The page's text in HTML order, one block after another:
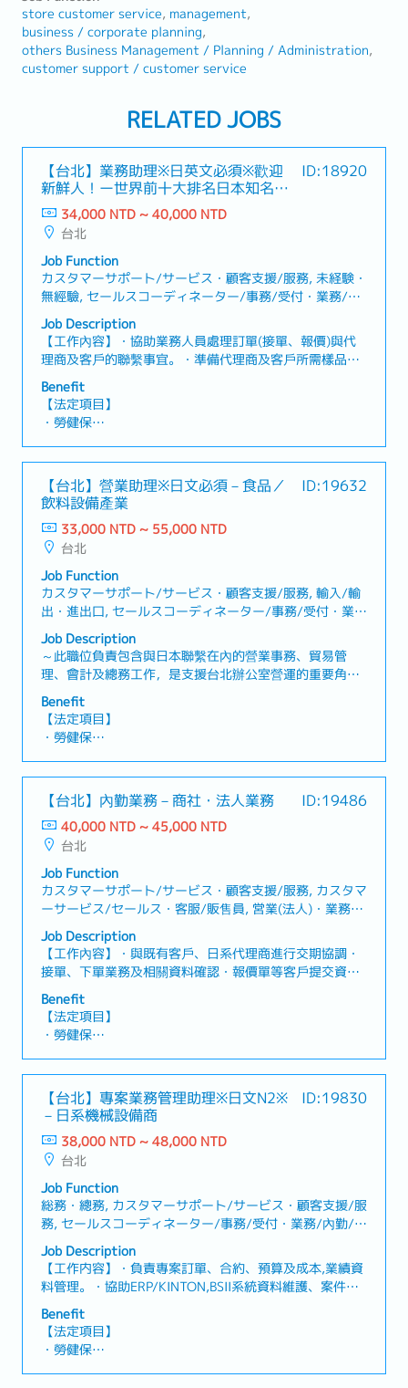
store customer service management
business / corporate planning
others Business Management / Planning / Administration
customer support / customer service
RELATED JOBS
【台北】業務助理※日英文必須※歡迎
新鮮人！ー世界前十大排名日本知名連
接器大廠
ID:18920
34,000 NTD ~ 40,000 NTD
台北
Job Function
カスタマーサポート/サービス・顧客支援/服務, 未経験・
無經驗, セールスコーディネーター/事務/受付・業務/內
勤/窗口
Job Description
【工作內容】・協助業務人員處理訂單(接單、報價)與代
理商及客戶的聯繫事宜。・準備代理商及客戶所需樣品及
文件，電話及e-mail回覆並確認相關問題需求。・保持與
客戶、代理商及海外各據點間之聯繫，電話及e-mail回覆
並確認及調整交貨日期。・協助業務人員控管出貨，並處
理出貨相關文件作業。・負責追蹤工廠生產及協調出貨進
度，並隨時掌控進度。・協助業務人員處理銷售業務相關
Benefit
【法定項目】
・勞健保
・各種休假（特別休假、婚假、喪假、生理假、產檢假、
陪產假、產假、育嬰假）
・退休金
【公司福利】
・ 年度獎金 (夏季及冬季，2次/年) *視公司業績目標達成
獎金發放。職務類別，個人績效及整體業績達成情況，有
所不同。過往平均約2個月以上。
・完備的教育訓練制度 (公司內部教育訓練與外部專業機
構研修，並提供自我進修機會)
・人事考評 (1次/年) *根據工作表現，具調薪機會
・外語學習補助
・員工旅遊
・員工健康檢查
・交通津貼
・重視每位員工發展的多元溝通管道及人性化管理制度
・三節獎金 (春節.端午.中秋)
・生日禮金
(工讀生及約聘人員非比照正職福利)
【台北】營業助理※日文必須－食品／
飲料設備產業
ID:19632
33,000 NTD ~ 55,000 NTD
台北
Job Function
カスタマーサポート/サービス・顧客支援/服務, 輸入/輸
出・進出口, セールスコーディネーター/事務/受付・業
務/內勤/窗口
Job Description
～此職位負責包含與日本聯繫在內的營業事務、貿易管
理、會計及總務工作，是支援台北辦公室營運的重要角色
～【工作內容】・對應客戶詢價及製作報價單・輸入出貨
單、訂單、採購單・與日本確認交期・開立發票，管理每
月會計帳・處理文書資料及其他行政庶務・協助出差人員
及訪客相關的飯店、交通安排【魅力】・可活用營業事
務、貿易、會計及總務等多元行政經驗。・工作中有使用
Benefit
【法定項目】
・勞健保
・各種休假（特別休假、婚假、喪假、生理假、產檢假、
陪產假、產假、育嬰假）
・退休金
【公司福利】
獎金（獎金2個月～4個月）
【台北】內勤業務－商社・法人業務 ID:19486
40,000 NTD ~ 45,000 NTD
台北
Job Function
カスタマーサポート/サービス・顧客支援/服務, カスタマ
ーサービス/セールス・客服/販售員, 営業(法人)・業務
(法人), セールスコーディネーター/事務/受付・業務/內
勤/窗口
Job Description
【工作內容】・與既有客戶、日系代理商進行交期協調・
接單、下單業務及相關資料確認・報價單等客戶提交資料
的公司內部確認、安排及提交・產品詢問時，向公司內部
確認並回覆客戶・以英文與海外關係企業進行接單／下單
聯繫・以日文與日本方面進行聯繫・使用Excel、Word進
行資料製作及行政處理【魅力】・可活用日文與英文，累
積接單／下單及交期協調的實務經驗。・幾乎沒有出差或
定環境中，提升公司內外部協調能力。・經常需要與日
本、菲律賓、越南、上海及南通的成員聯繫與協作，需具
備全球化溝通與應對能力。【公司簡介】作為日系企業，
在台灣設有據點，並與代理商及關係企業合作，推展法人
工作，支援穩定的商業往來。
Benefit
【法定項目】
・勞健保
・各種休假(特別休假、婚假、喪假、生理假、產檢假、陪
產假、產假、育嬰假)
・退休金
【企業福利制度】
・獎金：依照公司業績(前年2個月~2.3個月)
・出差津貼
【台北】專案業務管理助理※日文N2※
－日系機械設備商
ID:19830
38,000 NTD ~ 48,000 NTD
台北
Job Function
総務・總務, カスタマーサポート/サービス・顧客支援/服
務, セールスコーディネーター/事務/受付・業務/內勤/窗
口
Job Description
【工作内容】・負責專案訂單、合約、預算及成本,業績資
料管理。・協助ERP/KINTON,BSII系統資料維護、案件進
度追蹤及文件管理。・支援請款、入金追蹤、會計月結及
業績資料整理。・分析與追蹤未檢收案件及工程進度。・
協助業務、工程、採購、財務等跨部門溝通協調。・支援
出口至海外案件、客戶系統及特殊專案相關作業。【魅
力】・於商品業界市占率世界第一，可學習到深厚產業知
Benefit
【法定項目】
・勞健保